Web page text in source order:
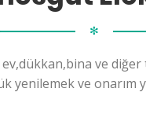
✻
ve diğer
yenilemek ve onarım